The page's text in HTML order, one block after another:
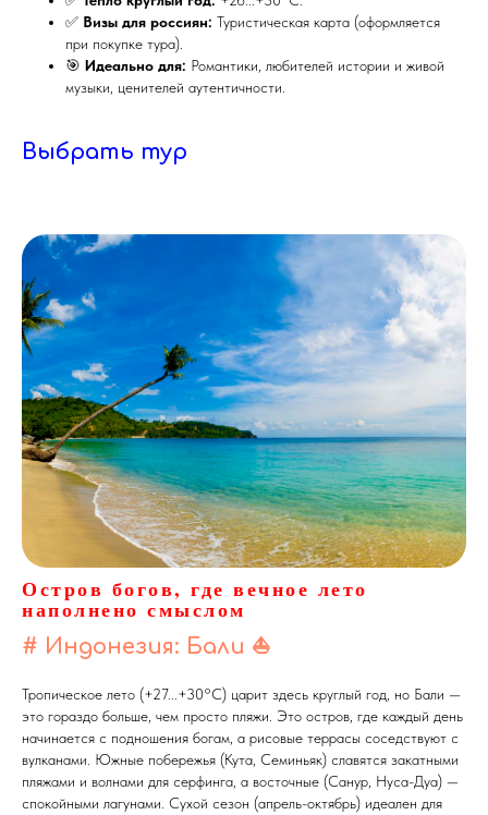
✅ Визы для россиян: Туристическая карта (оформляется
при покупке тура).
🎯 Идеально для: Романтики, любителей истории и живой
музыки, ценителей аутентичности.
Выбрать тур
Остров богов, где вечное лето
наполнено смыслом
# Индонезия: Бали ⛵
Тропическое лето (+27...+30°C) царит здесь круглый год, но Бали —
это гораздо больше, чем просто пляжи. Это остров, где каждый день
начинается с подношения богам, а рисовые террасы соседствуют с
вулканами. Южные побережья (Кута, Семиньяк) славятся закатными
пляжами и волнами для серфинга, а восточные (Санур, Нуса-Дуа) —
спокойными лагунами. Сухой сезон (апрель-октябрь) идеален для